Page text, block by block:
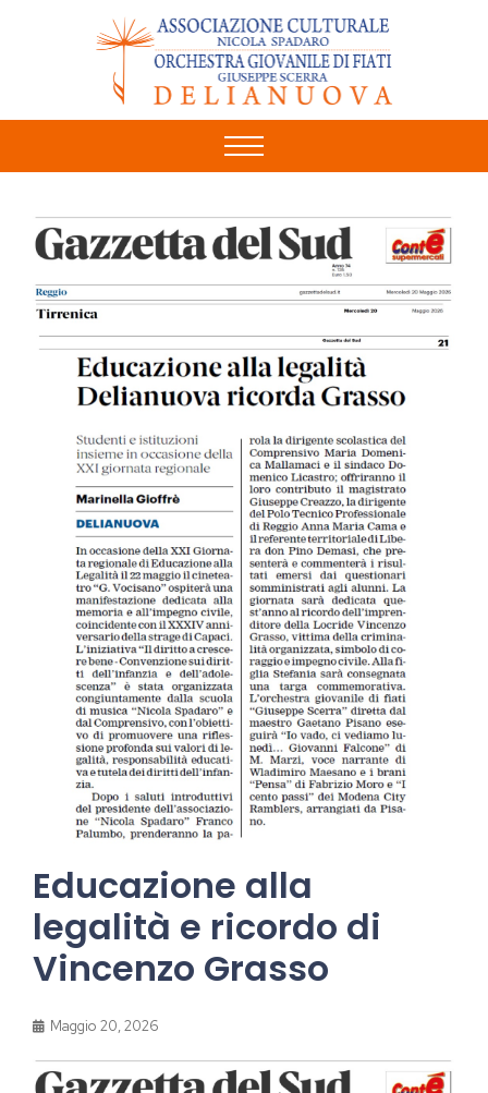
Educazione alla
legalità e ricordo di
Vincenzo Grasso
Maggio 20, 2026